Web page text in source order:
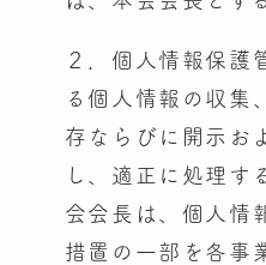
２．個人情報保護
る個人情報の収集
存ならびに開示お
し、適正に処理す
会会長は、個人情
措置の一部を各事